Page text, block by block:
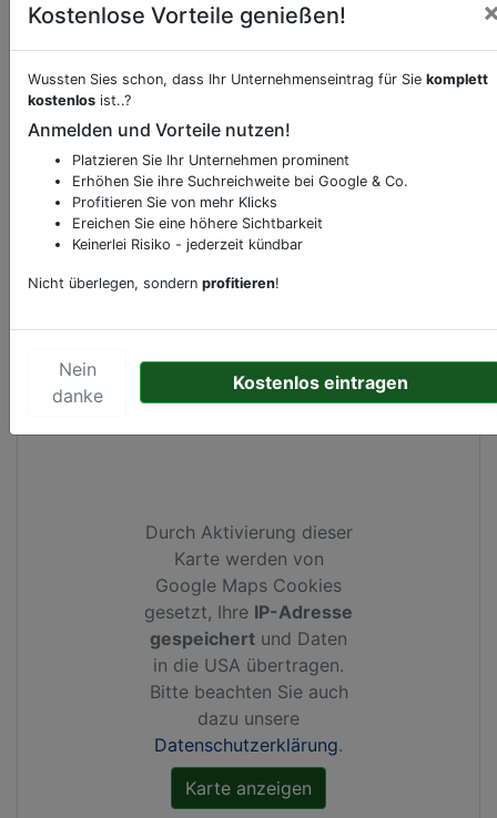
Beschreibung & Services vonTankstelle
Sie möchten eine Beschreibung, Dienstleistung
oder andere relevante Informationen hinzufügen?
Klicken Sie bittehierum uns zu kontaktieren.
Gerne erweitern wir Ihren Firmeneintrag um
Sonderangebote odere besondere Services, die
Ihren Wettbewerbern abheben.
KartenansichtHerforder Straße 303inBielefeld
Durch Aktivierung dieser
Karte werden von
Google Maps Cookies
gesetzt, Ihre IP-Adresse
gespeichert und Daten
in die USA übertragen.
Bitte beachten Sie auch
dazu unsere
Datenschutzerklärung.
Kostenlose Vorteile genießen!
Wussten Sies schon, dass Ihr Unternehmenseintrag für Sie komplett
kostenlos ist..?
Anmelden und Vorteile nutzen!
Platzieren Sie Ihr Unternehmen prominent
Erhöhen Sie ihre Suchreichweite bei Google & Co.
Profitieren Sie von mehr Klicks
Ereichen Sie eine höhere Sichtbarkeit
Keinerlei Risiko - jederzeit kündbar
Nicht überlegen, sondern profitieren!
Nein
danke
Kostenlos eintragen